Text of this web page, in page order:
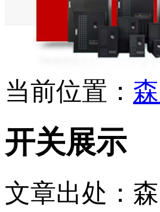
当前位置：
开关展示
文章出处：